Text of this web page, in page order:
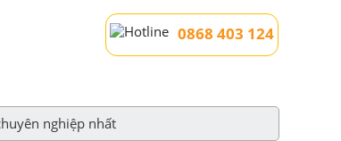
0868 403 124
nghiệp nhất